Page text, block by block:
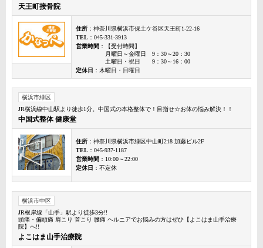
天王町接骨院
住所 ：神奈川県横浜市保土ケ谷区天王町1-22-16
TEL ：045-331-3913
営業時間 ：【受付時間】
月曜日～金曜日 9：30～20：30
土曜日・祝日 9：30～16：00
定休日 ：木曜日・日曜日
横浜市緑区
JR横浜線中山駅より徒歩1分。中国式の本格整体で！目指せ☆お体の悩み解決！！
中国式整体 健康堂
住所 ：神奈川県横浜市緑区中山町218 加藤ビル2F
TEL ：045-937-1187
営業時間 ：10:00～22:00
定休日 ：不定休
横浜市中区
JR根岸線「山手」駅より徒歩3分!!
頭痛・偏頭痛 肩こり 首こり 腰痛 ヘルニアでお悩みの方はぜひ【よこはま山手治療
院】へ!!
よこはま山手治療院